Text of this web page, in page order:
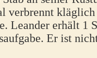
verbrennt kläglich
Leander erhält 1
Er ist